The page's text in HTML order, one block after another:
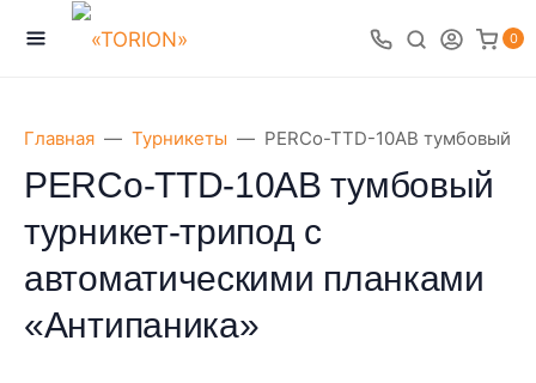
0
Главная Турникеты PERCo-TTD-10AB тумбовый
PERCo-TTD-10AB тумбовый
турникет-трипод с
автоматическими планками
«Антипаника»